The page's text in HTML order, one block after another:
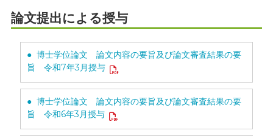
論文提出による授与
● 博士学位論文 論文内容の要旨及び論文審査結果の要
旨 令和7年3月授与
● 博士学位論文 論文内容の要旨及び論文審査結果の要
旨 令和6年3月授与